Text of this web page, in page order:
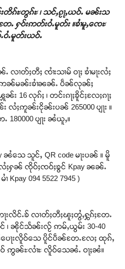
တိၵ်ႊတွၵ်ႊ ၊ သင်ႇၵႂႃႇယဝ်ႉ မၼ်းသ
ႄႉ ႁဝ်းဢတ်းဝႆႉမူတ်း ။ၶၢႆမူႇၸေႊ
ႉဝႆႉမူတ်းယဝ်ႉ
ၢတ်ႈတီႈ ၸၢႆးသၢမ် ဝႃႈ ၶၢႆမႃးလႆႈ
ဢၼ်မၼ်းၶၢႆၼၼ်ႉ ပဵၼ်လုၼ်ႈ
း 16 လုၵ်ႈ ၊ တင်းၵႃႈၶိူင်ႈလႄႈၵႃႈ
ဢူၼ်းငိုၼ်းပၼ် 265000 ပျႃး ။
180000 ပျႃး ၼႆယူႇ။
သေ သူင်ႇ QR code မႃးပၼ် ။ မိူ
ႁၼ် ၸိုဝ်ႈၸဝ်ႈၶွင် Kpay ၼၼ်ႉ
ၢႆ Kpay 094 5522 7945 )
လိင်ႉၶ် လၢတ်ႈတီႈၽူႈတွႆႇႁွၵ်ႈတႄႉ
၊ ၼိုင်သႅၼ်းလႂ် ဢမ်ႇယွမ်း 30-40
ပေႃးလိူဝ်သေ ပိူင်ပဵၼ်တႄႉလႄႈ ထုၵ်ႇ
ဢွၼ်ႊလၢႆႊ လိူဝ်သေၼႆႉ ဝႃႈၼႆ။